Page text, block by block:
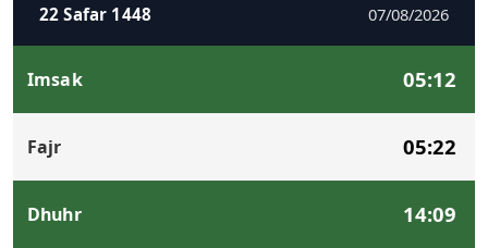
Comment
22 Safar 1448 07/08/2026
Imsak 05:12
Fajr 05:22
Dhuhr 14:09